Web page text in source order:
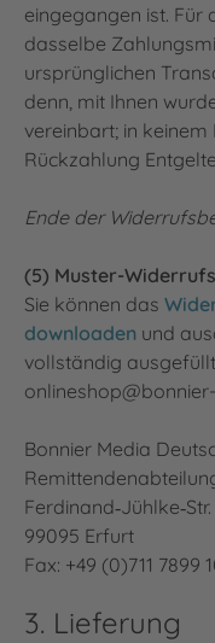
eingegangen ist. Für
dasselbe
ursprünglichen
denn, mit Ihnen
vereinbart; in
Rückzahlung
Ende der
(5) Muster-
Sie können das
downloaden und
vollständig
Bonnier Media
Ferdinand‐Jühlke‐Str.
99095 Erfurt
Fax: +49 (0)711 7899
3. Lieferung